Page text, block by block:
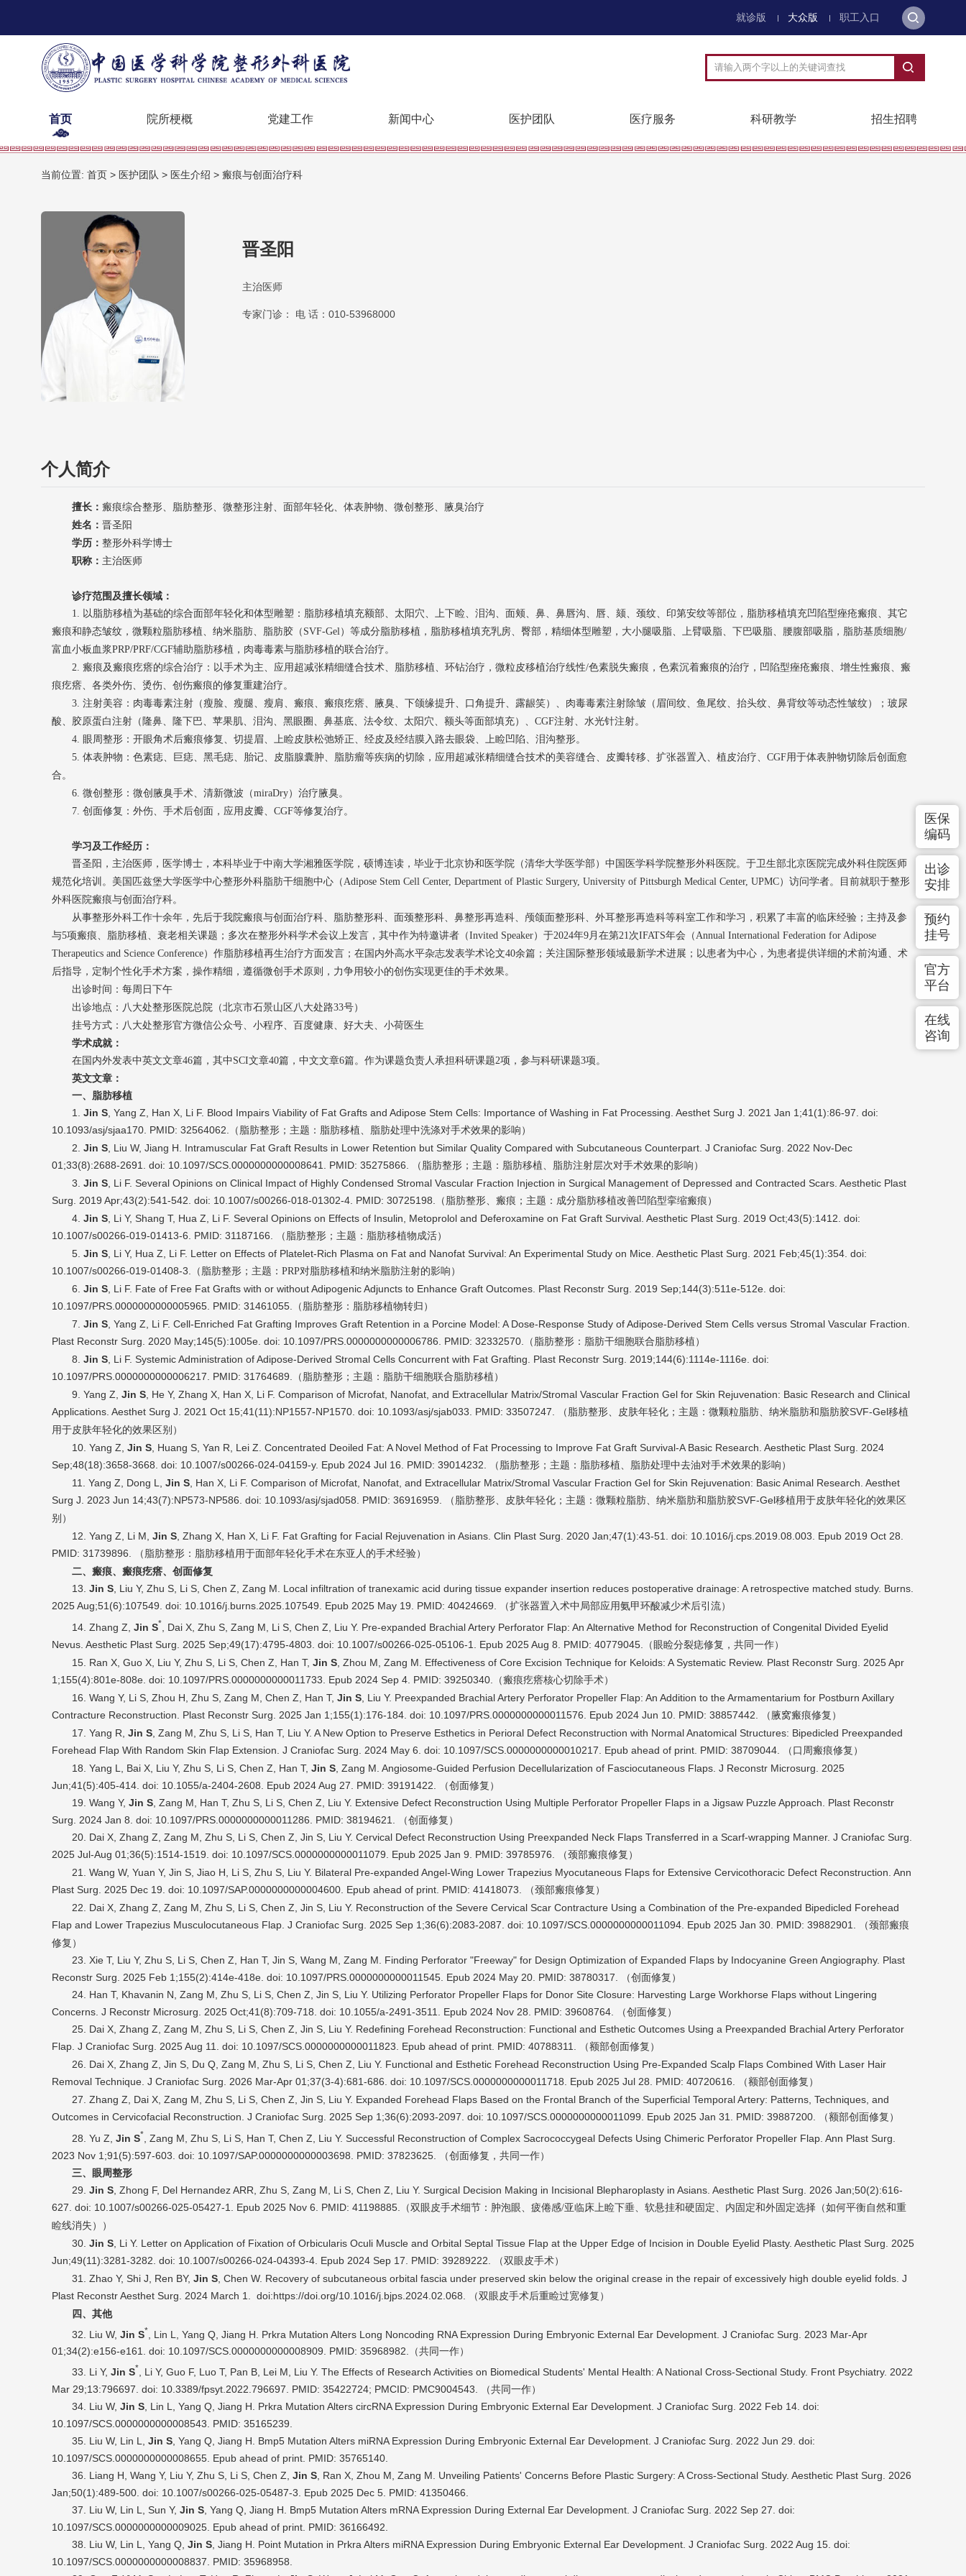
就诊版 大众版 职工入口
首页 院所梗概 党建工作 新闻中心 医护团队 医疗服务 科研教学 招生招聘
医保
编码
出诊
安排
预约
挂号
官方
平台
在线
咨询
当前位置: 首页 > 医护团队 > 医生介绍 > 瘢痕与创面治疗科
晋圣阳
主治医师
专家门诊： 电 话：010-53968000
个人简介
擅长： 瘢痕综合整形、脂肪整形、微整形注射、面部年轻化、体表肿物、微创整形、腋臭治疗
姓名： 晋圣阳
学历： 整形外科学博士
职称： 主治医师
诊疗范围及擅长领域：
1. 以脂肪移植为基础的综合面部年轻化和体型雕塑：脂肪移植填充额部、太阳穴、上下睑、泪沟、面颊、鼻、鼻唇沟、唇、颏、颈纹、印第安纹等部位，脂肪移植填充凹陷型痤疮瘢痕、其它
瘢痕和静态皱纹，微颗粒脂肪移植、纳米脂肪、脂肪胶（SVF-Gel）等成分脂肪移植，脂肪移植填充乳房、臀部，精细体型雕塑，大小腿吸脂、上臂吸脂、下巴吸脂、腰腹部吸脂，脂肪基质细胞/
富血小板血浆PRP/PRF/CGF辅助脂肪移植，肉毒毒素与脂肪移植的联合治疗。
2. 瘢痕及瘢痕疙瘩的综合治疗：以手术为主、应用超减张精细缝合技术、脂肪移植、环钻治疗，微粒皮移植治疗线性/色素脱失瘢痕，色素沉着瘢痕的治疗，凹陷型痤疮瘢痕、增生性瘢痕、瘢
痕疙瘩、各类外伤、烫伤、创伤瘢痕的修复重建治疗。
3. 注射美容：肉毒毒素注射（瘦脸、瘦腿、瘦肩、瘢痕、瘢痕疙瘩、腋臭、下颌缘提升、口角提升、露龈笑）、肉毒毒素注射除皱（眉间纹、鱼尾纹、抬头纹、鼻背纹等动态性皱纹）；玻尿
酸、胶原蛋白注射（隆鼻、隆下巴、苹果肌、泪沟、黑眼圈、鼻基底、法令纹、太阳穴、额头等面部填充）、CGF注射、水光针注射。
4. 眼周整形：开眼角术后瘢痕修复、切提眉、上睑皮肤松弛矫正、经皮及经结膜入路去眼袋、上睑凹陷、泪沟整形。
5. 体表肿物：色素痣、巨痣、黑毛痣、胎记、皮脂腺囊肿、脂肪瘤等疾病的切除，应用超减张精细缝合技术的美容缝合、皮瓣转移、扩张器置入、植皮治疗、CGF用于体表肿物切除后创面愈
合。
6. 微创整形：微创腋臭手术、清新微波（miraDry）治疗腋臭。
7. 创面修复：外伤、手术后创面，应用皮瓣、CGF等修复治疗。
学习及工作经历：
晋圣阳，主治医师，医学博士，本科毕业于中南大学湘雅医学院，硕博连读，毕业于北京协和医学院（清华大学医学部）中国医学科学院整形外科医院。于卫生部北京医院完成外科住院医师
规范化培训。美国匹兹堡大学医学中心整形外科脂肪干细胞中心（Adipose Stem Cell Center, Department of Plastic Surgery, University of Pittsburgh Medical Center, UPMC）访问学者。目前就职于整形
外科医院瘢痕与创面治疗科。
从事整形外科工作十余年，先后于我院瘢痕与创面治疗科、脂肪整形科、面颈整形科、鼻整形再造科、颅颌面整形科、外耳整形再造科等科室工作和学习，积累了丰富的临床经验；主持及参
与5项瘢痕、脂肪移植、衰老相关课题；多次在整形外科学术会议上发言，其中作为特邀讲者（Invited Speaker）于2024年9月在第21次IFATS年会（Annual International Federation for Adipose
Therapeutics and Science Conference）作脂肪移植再生治疗方面发言；在国内外高水平杂志发表学术论文40余篇；关注国际整形领域最新学术进展；以患者为中心，为患者提供详细的术前沟通、术
后指导，定制个性化手术方案，操作精细，遵循微创手术原则，力争用较小的创伤实现更佳的手术效果。
出诊时间：每周日下午
出诊地点：八大处整形医院总院（北京市石景山区八大处路33号）
挂号方式：八大处整形官方微信公众号、小程序、百度健康、好大夫、小荷医生
学术成就：
在国内外发表中英文文章46篇，其中SCI文章40篇，中文文章6篇。作为课题负责人承担科研课题2项，参与科研课题3项。
英文文章：
一、脂肪移植
1. Jin S, Yang Z, Han X, Li F. Blood Impairs Viability of Fat Grafts and Adipose Stem Cells: Importance of Washing in Fat Processing. Aesthet Surg J. 2021 Jan 1;41(1):86-97. doi:
10.1093/asj/sjaa170. PMID: 32564062.（脂肪整形 ；主题：脂肪移植、脂肪处理中洗涤对手术效果的影响 ）
2. Jin S, Liu W, Jiang H. Intramuscular Fat Graft Results in Lower Retention but Similar Quality Compared with Subcutaneous Counterpart. J Craniofac Surg. 2022 Nov-Dec
01;33(8):2688-2691. doi: 10.1097/SCS.0000000000008641. PMID: 35275866. （脂肪整形 ；主题：脂肪移植、脂肪注射层次对手术效果的影响）
3. Jin S, Li F. Several Opinions on Clinical Impact of Highly Condensed Stromal Vascular Fraction Injection in Surgical Management of Depressed and Contracted Scars. Aesthetic Plast
Surg. 2019 Apr;43(2):541-542. doi: 10.1007/s00266-018-01302-4. PMID: 30725198.（脂肪整形、瘢痕 ；主题：成分脂肪移植改善凹陷型挛缩瘢痕 ）
4. Jin S, Li Y, Shang T, Hua Z, Li F. Several Opinions on Effects of Insulin, Metoprolol and Deferoxamine on Fat Graft Survival. Aesthetic Plast Surg. 2019 Oct;43(5):1412. doi:
10.1007/s00266-019-01413-6. PMID: 31187166. （脂肪整形 ；主题：脂肪移植物成活）
5. Jin S, Li Y, Hua Z, Li F. Letter on Effects of Platelet-Rich Plasma on Fat and Nanofat Survival: An Experimental Study on Mice. Aesthetic Plast Surg. 2021 Feb;45(1):354. doi:
10.1007/s00266-019-01408-3.（脂肪整形 ；主题：PRP对脂肪移植和纳米脂肪注射的影响 ）
6. Jin S, Li F. Fate of Free Fat Grafts with or without Adipogenic Adjuncts to Enhance Graft Outcomes. Plast Reconstr Surg. 2019 Sep;144(3):511e-512e. doi:
10.1097/PRS.0000000000005965. PMID: 31461055.（脂肪整形 ：脂肪移植物转归 ）
7. Jin S, Yang Z, Li F. Cell-Enriched Fat Grafting Improves Graft Retention in a Porcine Model: A Dose-Response Study of Adipose-Derived Stem Cells versus Stromal Vascular Fraction.
Plast Reconstr Surg. 2020 May;145(5):1005e. doi: 10.1097/PRS.0000000000006786. PMID: 32332570.（脂肪整形 ：脂肪干细胞联合脂肪移植 ）
8. Jin S, Li F. Systemic Administration of Adipose-Derived Stromal Cells Concurrent with Fat Grafting. Plast Reconstr Surg. 2019;144(6):1114e-1116e. doi:
10.1097/PRS.0000000000006217. PMID: 31764689.（脂肪整形 ；主题：脂肪干细胞联合脂肪移植 ）
9. Yang Z, Jin S, He Y, Zhang X, Han X, Li F. Comparison of Microfat, Nanofat, and Extracellular Matrix/Stromal Vascular Fraction Gel for Skin Rejuvenation: Basic Research and Clinical
Applications. Aesthet Surg J. 2021 Oct 15;41(11):NP1557-NP1570. doi: 10.1093/asj/sjab033. PMID: 33507247. （脂肪整形、皮肤年轻化 ；主题：微颗粒脂肪、纳米脂肪和脂肪胶SVF-Gel移植
用于皮肤年轻化的效果区别 ）
10. Yang Z, Jin S, Huang S, Yan R, Lei Z. Concentrated Deoiled Fat: A Novel Method of Fat Processing to Improve Fat Graft Survival-A Basic Research. Aesthetic Plast Surg. 2024
Sep;48(18):3658-3668. doi: 10.1007/s00266-024-04159-y. Epub 2024 Jul 16. PMID: 39014232. （脂肪整形 ；主题：脂肪移植、脂肪处理中去油对手术效果的影响 ）
11. Yang Z, Dong L, Jin S, Han X, Li F. Comparison of Microfat, Nanofat, and Extracellular Matrix/Stromal Vascular Fraction Gel for Skin Rejuvenation: Basic Animal Research. Aesthet
Surg J. 2023 Jun 14;43(7):NP573-NP586. doi: 10.1093/asj/sjad058. PMID: 36916959. （脂肪整形、皮肤年轻化 ；主题：微颗粒脂肪、纳米脂肪和脂肪胶SVF-Gel移植用于皮肤年轻化的效果区
别 ）
12. Yang Z, Li M, Jin S, Zhang X, Han X, Li F. Fat Grafting for Facial Rejuvenation in Asians. Clin Plast Surg. 2020 Jan;47(1):43-51. doi: 10.1016/j.cps.2019.08.003. Epub 2019 Oct 28.
PMID: 31739896. （脂肪整形 ：脂肪移植用于面部年轻化手术在东亚人的手术经验）
二、瘢痕、瘢痕疙瘩、创面修复
13. Jin S, Liu Y, Zhu S, Li S, Chen Z, Zang M. Local infiltration of tranexamic acid during tissue expander insertion reduces postoperative drainage: A retrospective matched study. Burns.
2025 Aug;51(6):107549. doi: 10.1016/j.burns.2025.107549. Epub 2025 May 19. PMID: 40424669. （扩张器置入术中局部应用氨甲环酸减少术后引流）
14. Zhang Z, Jin S*
, Dai X, Zhu S, Zang M, Li S, Chen Z, Liu Y. Pre-expanded Brachial Artery Perforator Flap: An Alternative Method for Reconstruction of Congenital Divided Eyelid
Nevus. Aesthetic Plast Surg. 2025 Sep;49(17):4795-4803. doi: 10.1007/s00266-025-05106-1. Epub 2025 Aug 8. PMID: 40779045.
（眼睑分裂痣修复， 共同一作）
15. Ran X, Guo X, Liu Y, Zhu S, Li S, Chen Z, Han T, Jin S , Zhou M, Zang M. Effectiveness of Core Excision Technique for Keloids: A Systematic Review. Plast Reconstr Surg. 2025 Apr
1;155(4):801e-808e. doi: 10.1097/PRS.0000000000011733. Epub 2024 Sep 4. PMID: 39250340.
（瘢痕疙瘩核心切除手术）
16. Wang Y, Li S, Zhou H, Zhu S, Zang M, Chen Z, Han T, Jin S , Liu Y. Preexpanded Brachial Artery Perforator Propeller Flap: An Addition to the Armamentarium for Postburn Axillary
Contracture Reconstruction. Plast Reconstr Surg. 2025 Jan 1;155(1):176-184. doi: 10.1097/PRS.0000000000011576. Epub 2024 Jun 10. PMID: 38857442. （ 腋窝瘢痕修复）
17. Yang R, Jin S , Zang M, Zhu S, Li S, Han T, Liu Y. A New Option to Preserve Esthetics in Perioral Defect Reconstruction with Normal Anatomical Structures: Bipedicled Preexpanded
Forehead Flap With Random Skin Flap Extension. J Craniofac Surg. 2024 May 6. doi: 10.1097/SCS.0000000000010217. Epub ahead of print. PMID: 38709044. （ 口周瘢痕修复）
18. Yang L, Bai X, Liu Y, Zhu S, Li S, Chen Z, Han T, Jin S , Zang M. Angiosome-Guided Perfusion Decellularization of Fasciocutaneous Flaps. J Reconstr Microsurg. 2025
Jun;41(5):405-414. doi: 10.1055/a-2404-2608. Epub 2024 Aug 27. PMID: 39191422. （创面修复）
19. Wang Y, Jin S , Zang M, Han T, Zhu S, Li S, Chen Z, Liu Y. Extensive Defect Reconstruction Using Multiple Perforator Propeller Flaps in a Jigsaw Puzzle Approach. Plast Reconstr
Surg. 2024 Jan 8. doi: 10.1097/PRS.0000000000011286. PMID: 38194621. （创面修复）
20. Dai X, Zhang Z, Zang M, Zhu S, Li S, Chen Z, Jin S, Liu Y. Cervical Defect Reconstruction Using Preexpanded Neck Flaps Transferred in a Scarf-wrapping Manner. J Craniofac Surg.
2025 Jul-Aug 01;36(5):1514-1519. doi: 10.1097/SCS.0000000000011079. Epub 2025 Jan 9. PMID: 39785976. （颈部瘢痕修复）
21. Wang W, Yuan Y, Jin S, Jiao H, Li S, Zhu S, Liu Y. Bilateral Pre-expanded Angel-Wing Lower Trapezius Myocutaneous Flaps for Extensive Cervicothoracic Defect Reconstruction. Ann
Plast Surg. 2025 Dec 19. doi: 10.1097/SAP.0000000000004600. Epub ahead of print. PMID: 41418073. （颈部瘢痕修复）
22. Dai X, Zhang Z, Zang M, Zhu S, Li S, Chen Z, Jin S, Liu Y. Reconstruction of the Severe Cervical Scar Contracture Using a Combination of the Pre-expanded Bipedicled Forehead
Flap and Lower Trapezius Musculocutaneous Flap. J Craniofac Surg. 2025 Sep 1;36(6):2083-2087. doi: 10.1097/SCS.0000000000011094. Epub 2025 Jan 30. PMID: 39882901. （颈部瘢痕
修复）
23. Xie T, Liu Y, Zhu S, Li S, Chen Z, Han T, Jin S, Wang M, Zang M. Finding Perforator "Freeway" for Design Optimization of Expanded Flaps by Indocyanine Green Angiography. Plast
Reconstr Surg. 2025 Feb 1;155(2):414e-418e. doi: 10.1097/PRS.0000000000011545. Epub 2024 May 20. PMID: 38780317. （创面修复）
24. Han T, Khavanin N, Zang M, Zhu S, Li S, Chen Z, Jin S, Liu Y. Utilizing Perforator Propeller Flaps for Donor Site Closure: Harvesting Large Workhorse Flaps without Lingering
Concerns. J Reconstr Microsurg. 2025 Oct;41(8):709-718. doi: 10.1055/a-2491-3511. Epub 2024 Nov 28. PMID: 39608764. （创面修复）
25. Dai X, Zhang Z, Zang M, Zhu S, Li S, Chen Z, Jin S, Liu Y. Redefining Forehead Reconstruction: Functional and Esthetic Outcomes Using a Preexpanded Brachial Artery Perforator
Flap. J Craniofac Surg. 2025 Aug 11. doi: 10.1097/SCS.0000000000011823. Epub ahead of print. PMID: 40788311. （额部创面修复）
26. Dai X, Zhang Z, Jin S, Du Q, Zang M, Zhu S, Li S, Chen Z, Liu Y. Functional and Esthetic Forehead Reconstruction Using Pre-Expanded Scalp Flaps Combined With Laser Hair
Removal Technique. J Craniofac Surg. 2026 Mar-Apr 01;37(3-4):681-686. doi: 10.1097/SCS.0000000000011718. Epub 2025 Jul 28. PMID: 40720616. （额部创面修复）
27. Zhang Z, Dai X, Zang M, Zhu S, Li S, Chen Z, Jin S, Liu Y. Expanded Forehead Flaps Based on the Frontal Branch of the Superficial Temporal Artery: Patterns, Techniques, and
Outcomes in Cervicofacial Reconstruction. J Craniofac Surg. 2025 Sep 1;36(6):2093-2097. doi: 10.1097/SCS.0000000000011099. Epub 2025 Jan 31. PMID: 39887200. （额部创面修复）
28. Yu Z, Jin S*
, Zang M, Zhu S, Li S, Han T, Chen Z, Liu Y. Successful Reconstruction of Complex Sacrococcygeal Defects Using Chimeric Perforator Propeller Flap. Ann Plast Surg.
2023 Nov 1;91(5):597-603. doi: 10.1097/SAP.0000000000003698. PMID: 37823625. （创面修复，共同一作）
三、眼周整形
29. Jin S , Zhong F, Del Hernandez ARR, Zhu S, Zang M, Li S, Chen Z, Liu Y. Surgical Decision Making in Incisional Blepharoplasty in Asians. Aesthetic Plast Surg. 2026 Jan;50(2):616-
627. doi: 10.1007/s00266-025-05427-1. Epub 2025 Nov 6. PMID: 41198885.
（双眼皮手术细节：肿泡眼、疲倦感/亚临床上睑下垂、 软悬挂和硬固定、内固定和外固定选择（如何平衡自然和重
睑线消失）
）
30. Jin S , Li Y. Letter on Application of Fixation of Orbicularis Oculi Muscle and Orbital Septal Tissue Flap at the Upper Edge of Incision in Double Eyelid Plasty. Aesthetic Plast Surg. 2025
Jun;49(11):3281-3282. doi: 10.1007/s00266-024-04393-4. Epub 2024 Sep 17. PMID: 39289222.
（双眼皮手术）
31. Zhao Y, Shi J, Ren BY, Jin S , Chen W. Recovery of subcutaneous orbital fascia under preserved skin below the original crease in the repair of excessively high double eyelid folds. J
Plast Reconstr Aesthet Surg. 2024 March 1. doi:https://doi.org/10.1016/j.bjps.2024.02.068. （双眼皮手术后重睑过宽修复）
四、其他
32. Liu W, Jin S*
, Lin L, Yang Q, Jiang H. Prkra Mutation Alters Long Noncoding RNA Expression During Embryonic External Ear Development. J Craniofac Surg. 2023 Mar-Apr
01;34(2):e156-e161. doi: 10.1097/SCS.0000000000008909. PMID: 35968982.（共同一作）
33. Li Y, Jin S*
, Li Y, Guo F, Luo T, Pan B, Lei M, Liu Y. The Effects of Research Activities on Biomedical Students' Mental Health: A National Cross-Sectional Study. Front Psychiatry. 2022
Mar 29;13:796697. doi: 10.3389/fpsyt.2022.796697. PMID: 35422724; PMCID: PMC9004543. （共同一作）
34. Liu W, Jin S , Lin L, Yang Q, Jiang H. Prkra Mutation Alters circRNA Expression During Embryonic External Ear Development. J Craniofac Surg. 2022 Feb 14. doi:
10.1097/SCS.0000000000008543. PMID: 35165239.
35. Liu W, Lin L, Jin S , Yang Q, Jiang H. Bmp5 Mutation Alters miRNA Expression During Embryonic External Ear Development. J Craniofac Surg. 2022 Jun 29. doi:
10.1097/SCS.0000000000008655. Epub ahead of print. PMID: 35765140.
36. Liang H, Wang Y, Liu Y, Zhu S, Li S, Chen Z, Jin S , Ran X, Zhou M, Zang M. Unveiling Patients' Concerns Before Plastic Surgery: A Cross-Sectional Study. Aesthetic Plast Surg. 2026
Jan;50(1):489-500. doi: 10.1007/s00266-025-05487-3. Epub 2025 Dec 5. PMID: 41350466.
37. Liu W, Lin L, Sun Y, Jin S , Yang Q, Jiang H. Bmp5 Mutation Alters mRNA Expression During External Ear Development. J Craniofac Surg. 2022 Sep 27. doi:
10.1097/SCS.0000000000009025. Epub ahead of print. PMID: 36166492.
38. Liu W, Lin L, Yang Q, Jin S , Jiang H. Point Mutation in Prkra Alters miRNA Expression During Embryonic External Ear Development. J Craniofac Surg. 2022 Aug 15. doi:
10.1097/SCS.0000000000008837. PMID: 35968958.